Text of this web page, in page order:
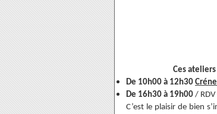
Ces
De 10h00 à 12h30
De 16h30 à 19h00 /
C’est le plaisir de bien